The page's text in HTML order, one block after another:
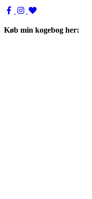
Køb min kogebog her: